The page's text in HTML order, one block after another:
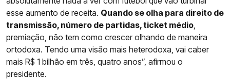
esse aumento de receita. Quando se olha para direito de
transmissão, número de partidas, ticket médio
premiação, não tem como crescer olhando de maneira
ortodoxa. Tendo uma visão mais heterodoxa, vai caber
mais R$ 1 bilhão em três, quatro anos”, afirmou o
presidente.